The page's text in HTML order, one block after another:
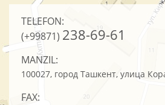
TELEFON:
(+99871) 238-69-61
MANZIL:
100027, город Ташкент, улица
FAX: